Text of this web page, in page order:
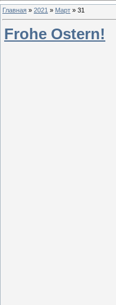
Главная » 2021 » Март » 31
Frohe Ostern!